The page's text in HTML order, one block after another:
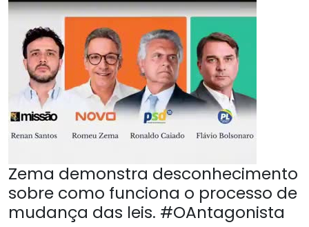
Zema demonstra desconhecimento
sobre como funciona o processo de
mudança das leis. #OAntagonista